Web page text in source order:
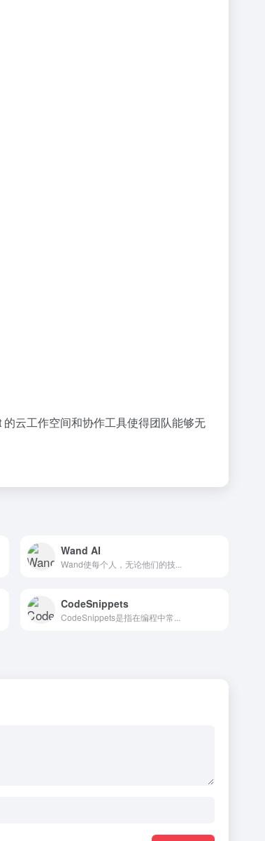
云工作空间和协作工具使得团队能够无
Wand AI
Wand使每个人，无论他们的技...
CodeSnippets
CodeSnippets是指在编程中常...